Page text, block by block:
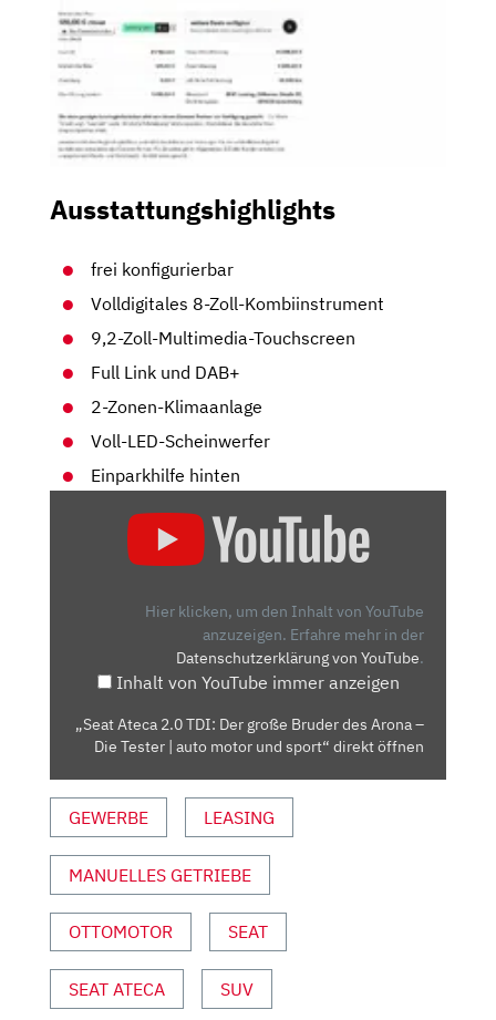
Ausstattungshighlights
frei konfigurierbar
Volldigitales 8-Zoll-Kombiinstrument
9,2-Zoll-Multimedia-Touchscreen
Full Link und DAB+
2-Zonen-Klimaanlage
Voll-LED-Scheinwerfer
Einparkhilfe hinten
RONA –
ESTER |
OTOR U
ND S
PORT“ V
ON Y
OUTUBE A
NZEIGEN
Hier klicken, um den Inhalt von YouTube
anzuzeigen. Erfahre mehr in der
Datenschutzerklärung von YouTube.
Inhalt von YouTube immer anzeigen
„Seat Ateca 2.0 TDI: Der große Bruder des Arona –
Die Tester | auto motor und sport“ direkt öffnen
GEWERBE LEASING
MANUELLES GETRIEBE
OTTOMOTOR SEAT
SEAT ATECA SUV